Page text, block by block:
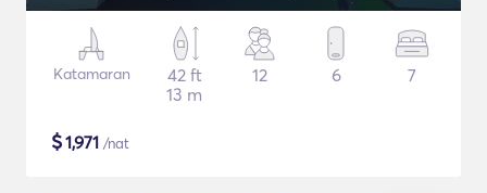
Katamaran
42 ft
13 m
12 6 7
$1,971 /nat